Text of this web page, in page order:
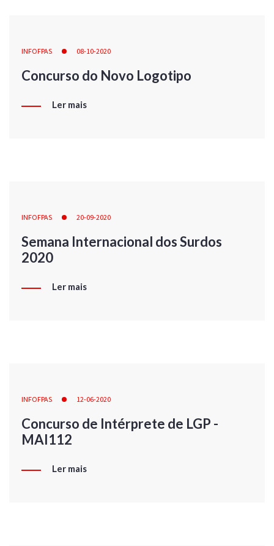
INFOFPAS 08-10-2020
Concurso do Novo Logotipo
Ler mais
INFOFPAS 20-09-2020
Semana Internacional dos Surdos
2020
Ler mais
INFOFPAS 12-06-2020
Concurso de Intérprete de LGP -
MAI112
Ler mais